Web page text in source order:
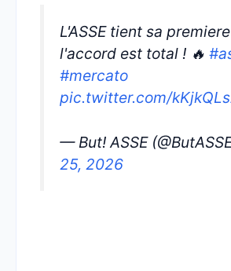
L'ASSE tient sa
l'accord est total ! 🔥
#mercato
pic.twitter.com/
— But! ASSE
25, 2026